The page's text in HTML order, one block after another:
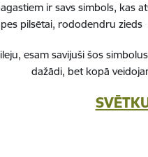
ir savs simbols, kas
pilsētai, rododendru zieds
esam savijuši šos
dažādi, bet kopā